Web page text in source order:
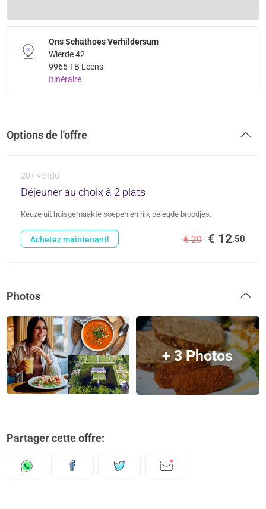
Ons Schathoes Verhildersum
Wierde 42
9965 TB Leens
Itinéraire
Options de l'offre
20+ vendu
Déjeuner au choix à 2 plats
Keuze uit huisgemaakte soepen en rijk belegde broodjes.
€ 20 € 12,50
Achetez maintenant!
Photos
+ 3 Photos
Partager cette offre: